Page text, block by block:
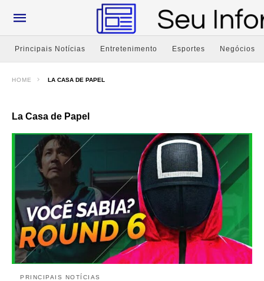
Principais Notícias Entretenimento Esportes Negócios
HOME LA CASA DE PAPEL
La Casa de Papel
PRINCIPAIS NOTÍCIAS